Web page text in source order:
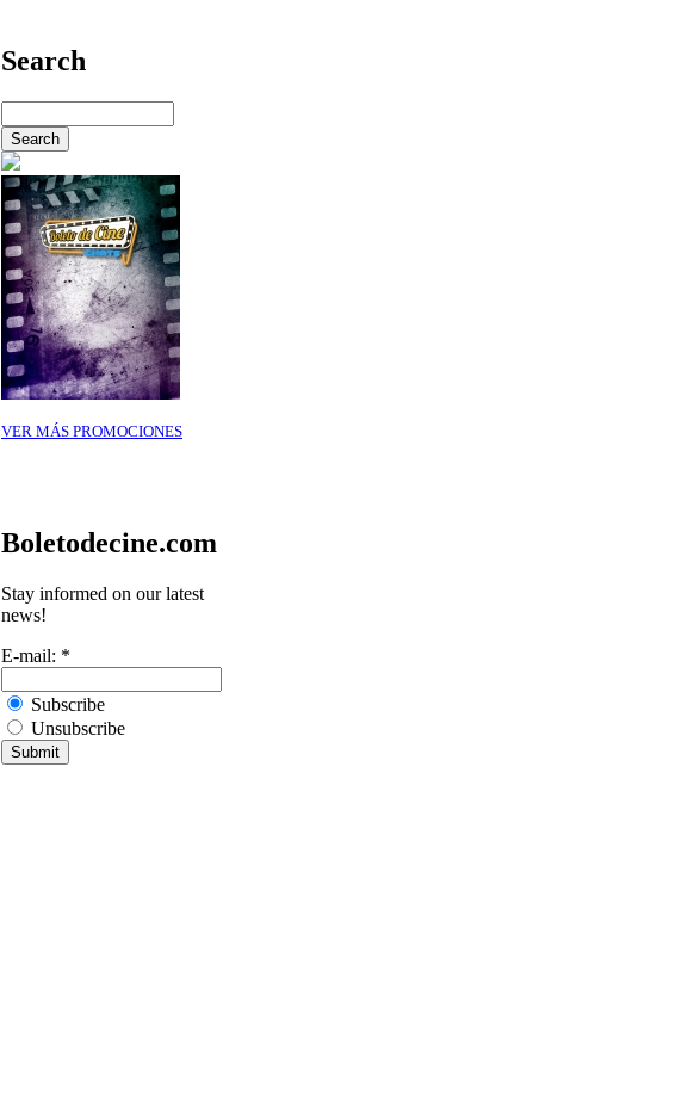
Search
VER MÁS PROMOCIONES
Boletodecine.com
Stay informed on our latest
news!
E-mail: *
Subscribe
Unsubscribe